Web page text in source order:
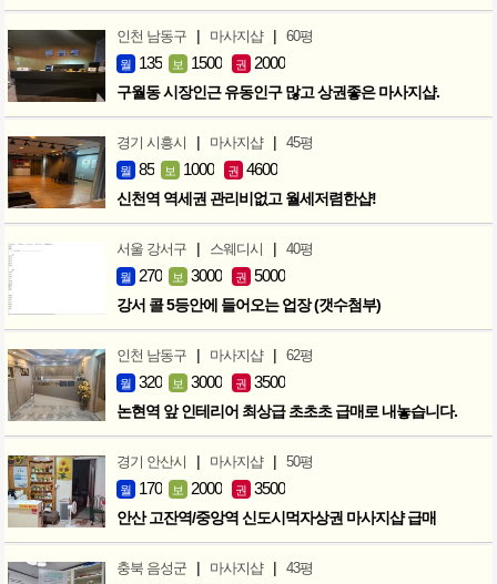
인천 남동구 | 마사지샵 | 60평
월 135 보 1500 권 2000
구월동 시장인근 유동인구 많고 상권좋은 마사지샵.
경기 시흥시 | 마사지샵 | 45평
월 85 보 1000 권 4600
신천역 역세권 관리비없고 월세저렴한샵!
서울 강서구 | 스웨디시 | 40평
월 270 보 3000 권 5000
강서 콜 5등안에 들어오는 업장 (갯수첨부)
인천 남동구 | 마사지샵 | 62평
월 320 보 3000 권 3500
논현역 앞 인테리어 최상급 초초초 급매로 내놓습니다.
경기 안산시 | 마사지샵 | 50평
월 170 보 2000 권 3500
안산 고잔역/중앙역 신도시먹자상권 마사지샵 급매
충북 음성군 | 마사지샵 | 43평